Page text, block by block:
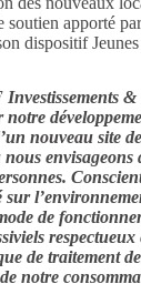
apporté
dispositif Jeunes
notre
nouveau site de
envisageons
sur
de
respectueux
de traitement
notre